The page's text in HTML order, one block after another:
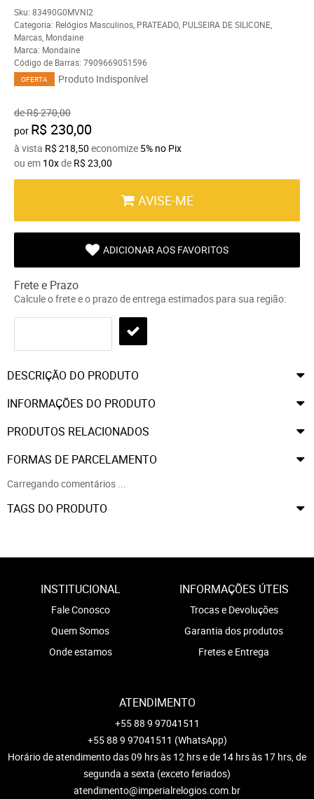
Sku: 83490G0MVNI2
Categoria: Relógios Masculinos PRATEADO PULSEIRA DE SILICONE
Marcas Mondaine
Marca: Mondaine
Código de Barras: 7909669051596
OFERTA Produto Indisponível
deR$ 270,00
por R$ 230,00
à vista R$ 218,50 economize 5% no Pix
ou em 10xde R$ 23,00
AVISE-ME
ADICIONAR AOS FAVORITOS
Frete e Prazo
Calcule o frete e o prazo de entrega estimados para sua região:
DESCRIÇÃO DO PRODUTO
INFORMAÇÕES DO PRODUTO
PRODUTOS RELACIONADOS
FORMAS DE PARCELAMENTO
Carregando comentários ...
TAGS DO PRODUTO
INSTITUCIONAL
Fale Conosco
Quem Somos
Onde estamos
INFORMAÇÕES ÚTEIS
Trocas e Devoluções
Garantia dos produtos
Fretes e Entrega
ATENDIMENTO
+55 88 9 97041511
+55 88 9 97041511 (WhatsApp)
Horário de atendimento das 09 hrs às 12 hrs e de 14 hrs às 17 hrs, de
segunda a sexta (exceto feriados)
atendimento@imperialrelogios.com.br